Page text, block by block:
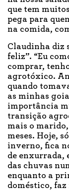
que tem
pega para
na comida,
Claudinha diz
feliz”. “Eu
comprar,
agrotóxico.
quando
as minhas
importância
transição
mais o
meses. Hoje,
inverno, fica
de enxurrada,
das chuvas
enquanto a
doméstico, faz